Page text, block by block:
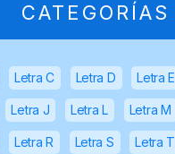
CATEGORÍAS
Letra C Letra D Letra E
Letra J Letra L Letra M
Letra R Letra S Letra T